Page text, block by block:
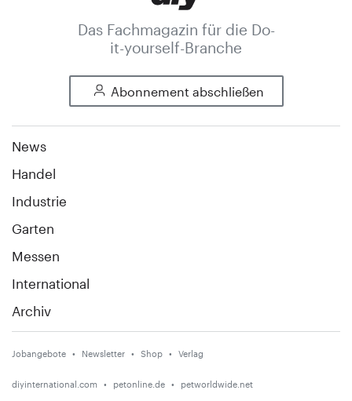
Das Fachmagazin für die Do-
it-yourself-Branche
Abonnement abschließen
News
Handel
Industrie
Garten
Messen
International
Archiv
Jobangebote Newsletter Shop Verlag
diyinternational.com petonline.de petworldwide.net